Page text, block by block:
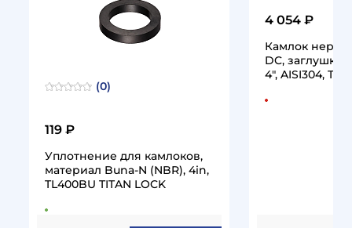
(0)
119 ₽
Уплотнение для камлоков,
материал Buna-N (NBR), 4in,
TL400BU TITAN LOCK
4 054 ₽
Камлок
DC, заглушка
4", AISI304,